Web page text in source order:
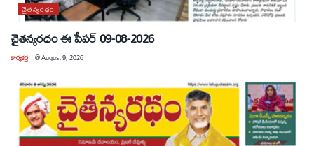
చైతన్యరధం
చైతన్యరధం ఈ పేపర్ 09-08-2026
కార్యకర్త @August 9, 2026